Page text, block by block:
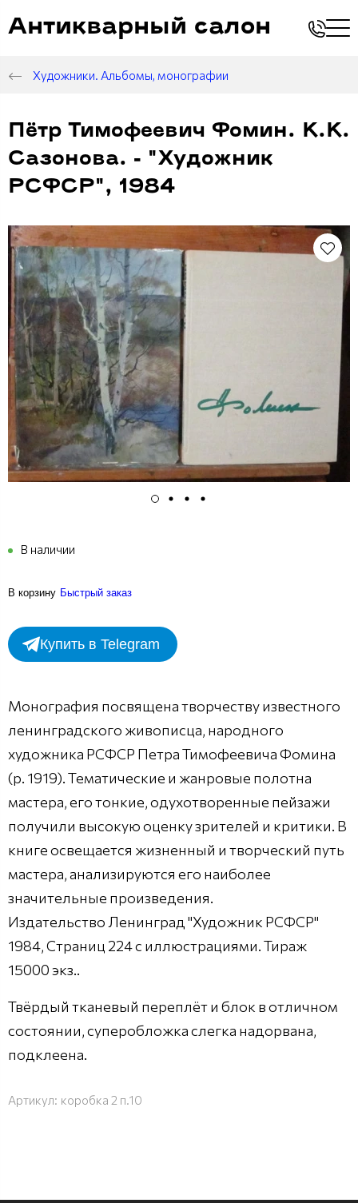
Антикварный салон
Художники. Альбомы, монографии
Пётр Тимофеевич Фомин. К.К.
Сазонова. - "Художник
РСФСР", 1984
В наличии
В корзину Быстрый заказ
Купить в Telegram
Монография посвящена творчеству известного
ленинградского живописца, народного
художника РСФСР Петра Тимофеевича Фомина
(р. 1919). Тематические и жанровые полотна
мастера, его тонкие, одухотворенные пейзажи
получили высокую оценку зрителей и критики. В
книге освещается жизненный и творческий путь
мастера, анализируются его наиболее
значительные произведения.
Издательство Ленинград "Художник РСФСР"
1984, Страниц 224 с иллюстрациями. Тираж
15000 экз..
Твёрдый тканевый переплёт и блок в отличном
состоянии, суперобложка слегка надорвана,
подклеена.
Артикул: коробка 2 п.10